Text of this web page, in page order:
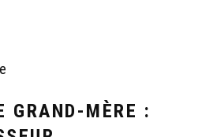
GRAND-MÈRE :